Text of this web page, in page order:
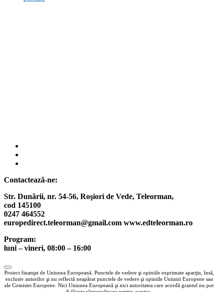
twitter
Contactează-ne:
Str. Dunării, nr. 54-56, Roşiori de Vede, Teleorman,
cod 145100
0247 464552
europedirect.teleorman@gmail.com www.edteleorman.ro
Program:
luni – vineri, 08:00 – 16:00
Proiect finanţat de Uniunea Europeană. Punctele de vedere şi opiniile exprimate aparţin, însă,
exclusiv autorilor şi nu reflectă neapărat punctele de vedere şi opiniile Uniunii Europene sau
ale Comisiei Europene. Nici Uniunea Europeană şi nici autoritatea care acordă grantul nu pot